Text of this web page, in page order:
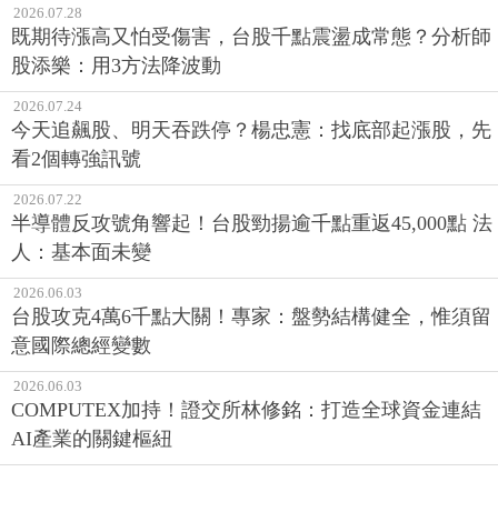
2026.07.28
既期待漲高又怕受傷害，台股千點震盪成常態？分析師
股添樂：用3方法降波動
2026.07.24
今天追飆股、明天吞跌停？楊忠憲：找底部起漲股，先
看2個轉強訊號
2026.07.22
半導體反攻號角響起！台股勁揚逾千點重返45,000點 法
人：基本面未變
2026.06.03
台股攻克4萬6千點大關！專家：盤勢結構健全，惟須留
意國際總經變數
2026.06.03
COMPUTEX加持！證交所林修銘：打造全球資金連結
AI產業的關鍵樞紐